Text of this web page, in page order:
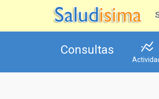
Consultas